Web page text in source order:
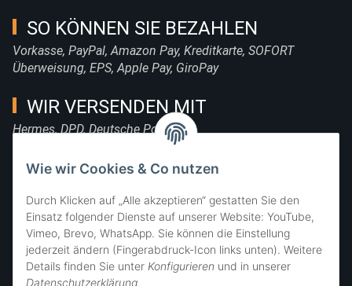
Wie wir Cookies & Co nutzen
Durch Klicken auf „Alle akzeptieren“ gestatten Sie den
Einsatz folgender Dienste auf unserer Website: YouTube,
Vimeo, Brevo, WhatsApp. Sie können die Einstellung
jederzeit ändern (Fingerabdruck-Icon links unten). Weitere
Details finden Sie unter Konfigurieren und in unserer
Datenschutzerklärung.
SO KÖNNEN SIE BEZAHLEN
Vorkasse, PayPal, Amazon Pay, Kreditkarte, SOFORT
Überweisung, EPS, Apple Pay, GiroPay
WIR VERSENDEN MIT
Hermes, DPD, Deutsche Post, DHL
FOLGE UNS
SIE ERREICHEN UNS